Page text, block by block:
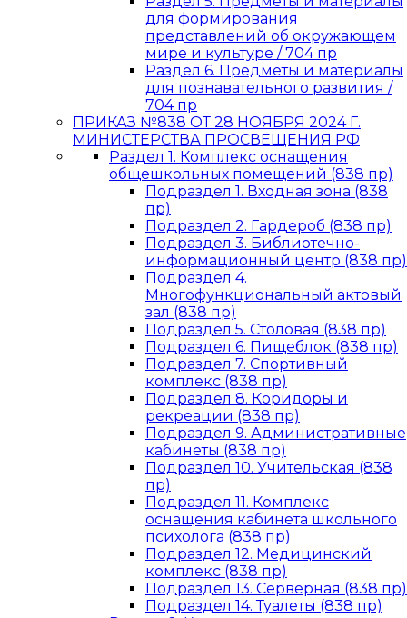
для формирования
представлений об окружающем
мире и культуре / 704 пр
Раздел 6. Предметы и материалы
для познавательного развития /
704 пр
ПРИКАЗ №838 ОТ 28 НОЯБРЯ 2024 Г.
МИНИСТЕРСТВА ПРОСВЕЩЕНИЯ РФ
Раздел 1. Комплекс оснащения
общешкольных помещений (838 пр)
Подраздел 1. Входная зона (838
пр)
Подраздел 2. Гардероб (838 пр)
Подраздел 3. Библиотечно-
информационный центр (838 пр)
Подраздел 4.
Многофункциональный актовый
зал (838 пр)
Подраздел 5. Столовая (838 пр)
Подраздел 6. Пищеблок (838 пр)
Подраздел 7. Спортивный
комплекс (838 пр)
Подраздел 8. Коридоры и
рекреации (838 пр)
Подраздел 9. Административные
кабинеты (838 пр)
Подраздел 10. Учительская (838
пр)
Подраздел 11. Комплекс
оснащения кабинета школьного
психолога (838 пр)
Подраздел 12. Медицинский
комплекс (838 пр)
Подраздел 13. Серверная (838 пр)
Подраздел 14. Туалеты (838 пр)